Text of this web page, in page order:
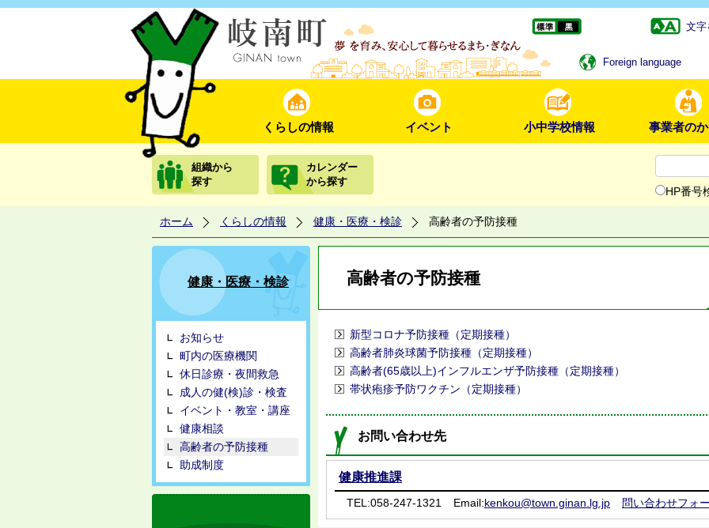
文字
Foreign language
くらしの情報 イベント 小中学校情報 事業者の
組織から
探す
カレンダー
から探す
HP番号
ホーム くらしの情報 健康・医療・検診 高齢者の予防接種
健康・医療・検診
お知らせ
町内の医療機関
休日診療・夜間救急
成人の健(検)診・検査
イベント・教室・講座
健康相談
高齢者の予防接種
助成制度
高齢者の予防接種
新型コロナ予防接種（定期接種）
高齢者肺炎球菌予防接種（定期接種）
高齢者(65歳以上)インフルエンザ予防接種（定期接種）
帯状疱疹予防ワクチン（定期接種）
お問い合わせ先
健康推進課
TEL:058-247-1321 Email:kenkou@town.ginan.lg.jp 問い合わせフォ